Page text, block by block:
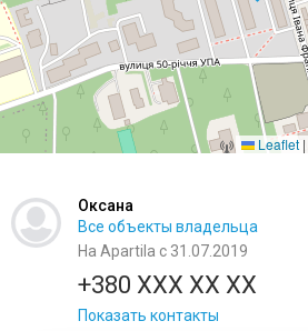
Leaflet |
Оксана
Все объекты владельца
На Apartila с 31.07.2019
+380 XXX XX XX
Показать контакты